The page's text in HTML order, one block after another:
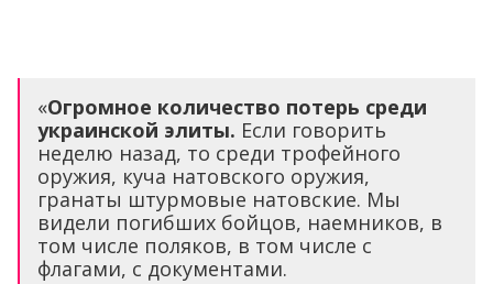
«Огромное количество потерь среди
украинской элиты. Если говорить
неделю назад, то среди трофейного
оружия, куча натовского оружия,
гранаты штурмовые натовские. Мы
видели погибших бойцов, наемников, в
том числе поляков, в том числе с
флагами, с документами.